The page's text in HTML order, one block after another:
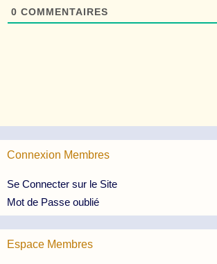
0 COMMENTAIRES
Connexion Membres
Se Connecter sur le Site
Mot de Passe oublié
Espace Membres